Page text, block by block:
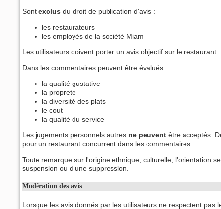
Sont exclus du droit de publication d'avis :
les restaurateurs
les employés de la société Miam
Les utilisateurs doivent porter un avis objectif sur le restaurant.
Dans les commentaires peuvent être évalués :
la qualité gustative
la propreté
la diversité des plats
le cout
la qualité du service
Les jugements personnels autres ne peuvent être acceptés.
pour un restaurant concurrent dans les commentaires.
Toute remarque sur l'origine ethnique, culturelle, l'orientation
suspension ou d'une suppression.
Modération des avis
Lorsque les avis donnés par les utilisateurs ne respectent pas